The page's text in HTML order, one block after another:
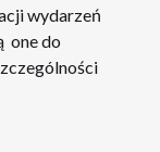
wydarzeń
one do